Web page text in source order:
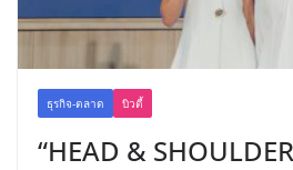
ธุรกิจ-ตลาด บิวตี้
“HEAD &